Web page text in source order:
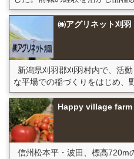
㈱アグリネット刈羽
新潟県刈羽郡刈羽村内で、活
な平場での稲づくりをはじめ、
Happy village farm
信州松本平・波田、標高720m